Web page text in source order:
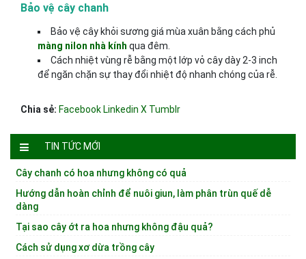
Bảo vệ cây chanh
Bảo vệ cây khỏi sương giá mùa xuân bằng cách phủ
màng nilon nhà kính qua đêm.
Cách nhiệt vùng rễ bằng một lớp vỏ cây dày 2-3 inch
để ngăn chặn sự thay đổi nhiệt độ nhanh chóng của rễ.
Chia sẻ: FacebookLinkedin X Tumblr
TIN TỨC MỚI
Cây chanh có hoa nhưng không có quả
Hướng dẫn hoàn chỉnh để nuôi giun, làm phân trùn quế dễ
dàng
Tại sao cây ớt ra hoa nhưng không đậu quả?
Cách sử dụng xơ dừa trồng cây